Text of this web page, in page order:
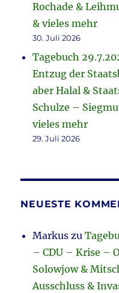
Rochade &
& vieles mehr
30. Juli 2026
Tagebuch
Entzug der
aber Halal &
Schulze –
vieles mehr
29. Juli 2026
NEUESTE
Markus zu
– CDU – Krise –
Solowjow &
Ausschluss &